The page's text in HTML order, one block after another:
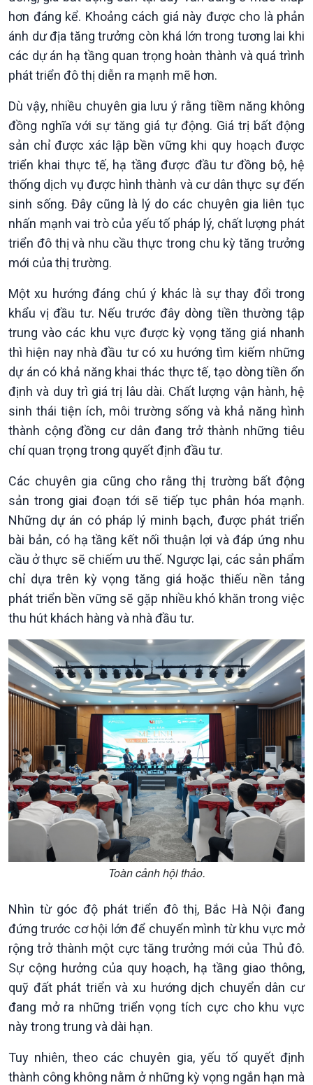
Văn hoá & Du lịch
Tin Văn hoá & Du lịch
Chát với người nổi tiếng
Multimedia
Ảnh
Video
E-Magazine
Podcast
Góc nhìn VOV1
Bình luận
10 phút Sự kiện - Luận bàn
Câu chuyện thời sự
Dòng chảy sự kiện
Đối thoại
Diễn đàn chủ nhật
Chuyện đêm
hơn đáng kể. Khoảng cách giá này được cho là phản
ánh dư địa tăng trưởng còn khá lớn trong tương lai khi
các dự án hạ tầng quan trọng hoàn thành và quá trình
phát triển đô thị diễn ra mạnh mẽ hơn.
Dù vậy, nhiều chuyên gia lưu ý rằng tiềm năng không
đồng nghĩa với sự tăng giá tự động. Giá trị bất động
sản chỉ được xác lập bền vững khi quy hoạch được
triển khai thực tế, hạ tầng được đầu tư đồng bộ, hệ
thống dịch vụ được hình thành và cư dân thực sự đến
sinh sống. Đây cũng là lý do các chuyên gia liên tục
nhấn mạnh vai trò của yếu tố pháp lý, chất lượng phát
triển đô thị và nhu cầu thực trong chu kỳ tăng trưởng
mới của thị trường.
Một xu hướng đáng chú ý khác là sự thay đổi trong
khẩu vị đầu tư. Nếu trước đây dòng tiền thường tập
trung vào các khu vực được kỳ vọng tăng giá nhanh
thì hiện nay nhà đầu tư có xu hướng tìm kiếm những
dự án có khả năng khai thác thực tế, tạo dòng tiền ổn
định và duy trì giá trị lâu dài. Chất lượng vận hành, hệ
sinh thái tiện ích, môi trường sống và khả năng hình
thành cộng đồng cư dân đang trở thành những tiêu
chí quan trọng trong quyết định đầu tư.
Các chuyên gia cũng cho rằng thị trường bất động
sản trong giai đoạn tới sẽ tiếp tục phân hóa mạnh.
Những dự án có pháp lý minh bạch, được phát triển
bài bản, có hạ tầng kết nối thuận lợi và đáp ứng nhu
cầu ở thực sẽ chiếm ưu thế. Ngược lại, các sản phẩm
chỉ dựa trên kỳ vọng tăng giá hoặc thiếu nền tảng
phát triển bền vững sẽ gặp nhiều khó khăn trong việc
thu hút khách hàng và nhà đầu tư.
Toàn cảnh hội thảo.
Nhìn từ góc độ phát triển đô thị, Bắc Hà Nội đang
đứng trước cơ hội lớn để chuyển mình từ khu vực mở
rộng trở thành một cực tăng trưởng mới của Thủ đô.
Sự cộng hưởng của quy hoạch, hạ tầng giao thông,
quỹ đất phát triển và xu hướng dịch chuyển dân cư
đang mở ra những triển vọng tích cực cho khu vực
này trong trung và dài hạn.
Tuy nhiên, theo các chuyên gia, yếu tố quyết định
thành công không nằm ở những kỳ vọng ngắn hạn mà